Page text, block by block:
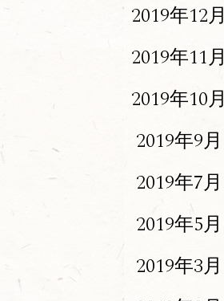
2019年12月
2019年11月
2019年10月
2019年9月
2019年7月
2019年5月
2019年3月